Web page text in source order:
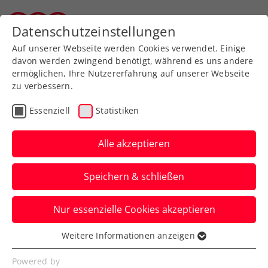
Zurück zur Newsübersicht
Allgemeine Klasse
TC Dornbirn morgen mit
prominenter Verstärkung
in der Bundesliga am
Start
Der TC Raiffeisen Dornbirn steht vor
einem besonderen Spieltag.
Verfasst von: Evelyn Ratt-Nenning, 29.05.2026
Datenschutzeinstellungen
Auf unserer Webseite werden Cookies verwendet. Einige
davon werden zwingend benötigt, während es uns andere
ermöglichen, Ihre Nutzererfahrung auf unserer Webseite
zu verbessern.
Essenziell Statistiken
Alle akzeptieren
Speichern & schließen
Nur essenzielle Cookies akzeptieren
Essenziell
Essenzielle Cookies werden für grundlegende
Weitere Informationen anzeigen
Powered by